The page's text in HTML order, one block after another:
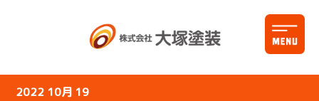
2022 10月 19